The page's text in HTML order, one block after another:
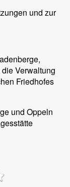
und zur
Verwaltung
Friedhofes
und Oppeln